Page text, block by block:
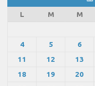
L
M M
4
5 6
11
12 13
18
19 20